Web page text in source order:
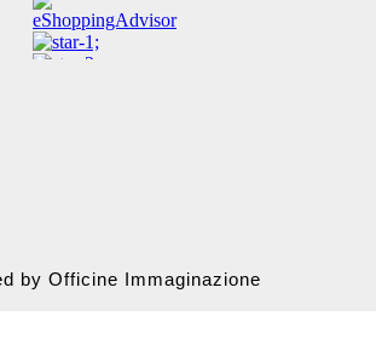
by Officine Immaginazione